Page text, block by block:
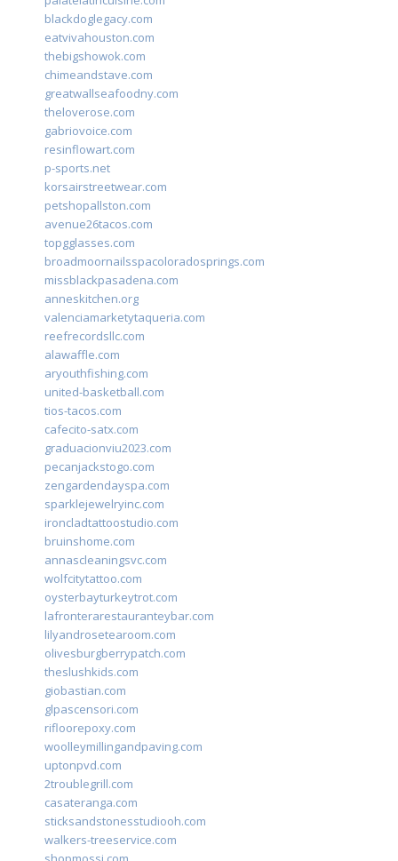
blackdoglegacy.com
eatvivahouston.com
thebigshowok.com
chimeandstave.com
greatwallseafoodny.com
theloverose.com
gabriovoice.com
resinflowart.com
p-sports.net
korsairstreetwear.com
petshopallston.com
avenue26tacos.com
topgglasses.com
broadmoornailsspacoloradosprings.com
missblackpasadena.com
anneskitchen.org
valenciamarketytaqueria.com
reefrecordsllc.com
alawaffle.com
aryouthfishing.com
united-basketball.com
tios-tacos.com
cafecito-satx.com
graduacionviu2023.com
pecanjackstogo.com
zengardendayspa.com
sparklejewelryinc.com
ironcladtattoostudio.com
bruinshome.com
annascleaningsvc.com
wolfcitytattoo.com
oysterbayturkeytrot.com
lafronterarestauranteybar.com
lilyandrosetearoom.com
olivesburgberrypatch.com
theslushkids.com
giobastian.com
glpascensori.com
rifloorepoxy.com
woolleymillingandpaving.com
uptonpvd.com
2troublegrill.com
casateranga.com
sticksandstonesstudiooh.com
walkers-treeservice.com